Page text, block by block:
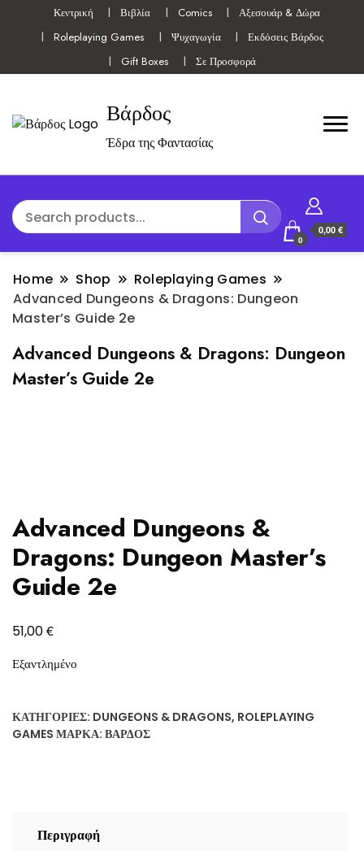
Κεντρική Βιβλία Comics
Αξεσουάρ & Δώρα
Roleplaying Games
Ψυχαγωγία
Εκδόσεις Βάρδος
Gift Boxes
Σε Προσφορά
Βάρδος
Έδρα της Φαντασίας
0
0,00 €
Home Shop
Roleplaying Games
Advanced Dungeons & Dragons: Dungeon
Master’s Guide 2e
Advanced Dungeons & Dragons: Dungeon
Master’s Guide 2e
Advanced Dungeons &
Dragons: Dungeon Master’s
Guide 2e
51,00€
Εξαντλημένο
ΚΑΤΗΓΟΡΊΕΣ: DUNGEONS & DRAGONS, ROLEPLAYING
GAMES ΜΆΡΚΑ: ΒΆΡΔΟΣ
Περιγραφή